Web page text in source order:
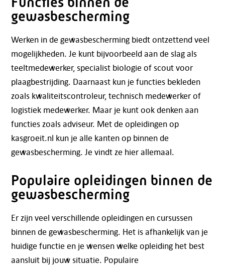
gewasbescherming
Werken in de gewasbescherming biedt ontzettend veel
mogelijkheden. Je kunt bijvoorbeeld aan de slag als
teeltmedewerker, specialist biologie of scout voor
plaagbestrijding. Daarnaast kun je functies bekleden
zoals kwaliteitscontroleur, technisch medewerker of
logistiek medewerker. Maar je kunt ook denken aan
functies zoals adviseur. Met de opleidingen op
kasgroeit.nl kun je alle kanten op binnen de
gewasbescherming. Je vindt ze hier allemaal.
Populaire opleidingen binnen de
gewasbescherming
Er zijn veel verschillende opleidingen en cursussen
binnen de gewasbescherming. Het is afhankelijk van je
huidige functie en je wensen welke opleiding het best
aansluit bij jouw situatie. Populaire